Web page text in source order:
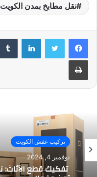
نقل مطابخ بمدن الكويت
لينكدإن
طباعة
تركيب عفش الكويت
نوفمبر 4, 2024
نقل عفش
سبتمبر 29, 2024